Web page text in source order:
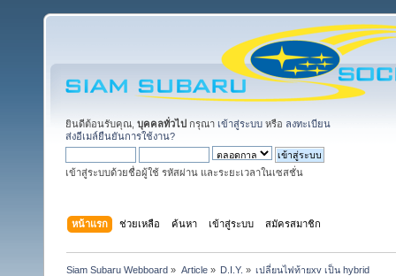
ยินดีต้อนรับคุณ, บุคคลทั่วไป กรุณา เข้าสู่ระบบ หรือ ลงทะเบียน
ส่งอีเมล์ยืนยันการใช้งาน?
เข้าสู่ระบบด้วยชื่อผู้ใช้ รหัสผ่าน และระยะเวลาในเซสชั่น
หน้าแรก ช่วยเหลือ ค้นหา เข้าสู่ระบบ สมัครสมาชิก
Siam Subaru Webboard » Article» D.I.Y. » เปลี่ยนไฟท้ายxv เป็น hybrid